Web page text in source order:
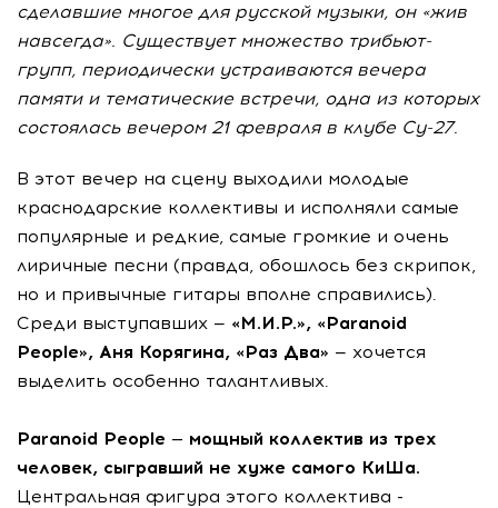
сделавшие многое для русской музыки, он «жив
навсегда». Существует множество трибьют-
групп, периодически устраиваются вечера
памяти и тематические встречи, одна из которых
состоялась вечером 21 февраля в клубе Су-27.
В этот вечер на сцену выходили молодые
краснодарские коллективы и исполняли самые
популярные и редкие, самые громкие и очень
лиричные песни (правда, обошлось без скрипок,
но и привычные гитары вполне справились).
Среди выступавших — «М.И.Р.», «Paranoid
People», Аня Корягина, «Раз Два» — хочется
выделить особенно талантливых.
Paranoid People — мощный коллектив из трех
человек, сыгравший не хуже самого КиШа.
Центральная фигура этого коллектива -